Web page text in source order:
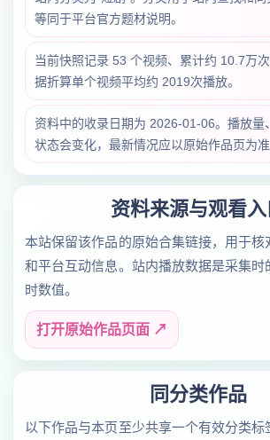
等同于平台官方题材说明。
当前快照记录 53 个视频、累计约 10.7万
据折算单个视频平均约 2019次播放。
资料中的收录日期为 2026-01-06。播放量
状态会变化，最新情况应以原始作品页为准
资料来源与观看入
本站保留该作品的原始合集链接，用于核
和平台互动信息。站内播放数据是采集时
时数值。
打开原始作品页面 ↗
同分类作品
以下作品与本页至少共享一个有效分类标